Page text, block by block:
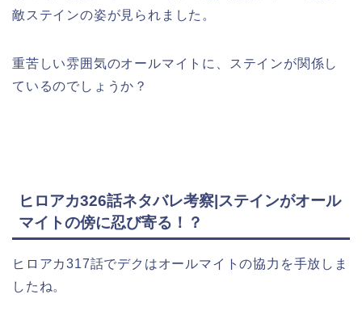
敵ステインの姿が見られました。
重苦しい雰囲気のオールマイトに、ステインが関係し
ているのでしょうか？
ヒロアカ326話ネタバレ考察|ステインがオール
マイトの傍に忍び寄る！？
ヒロアカ317話でデクはオールマイトの協力を手放しま
したね。